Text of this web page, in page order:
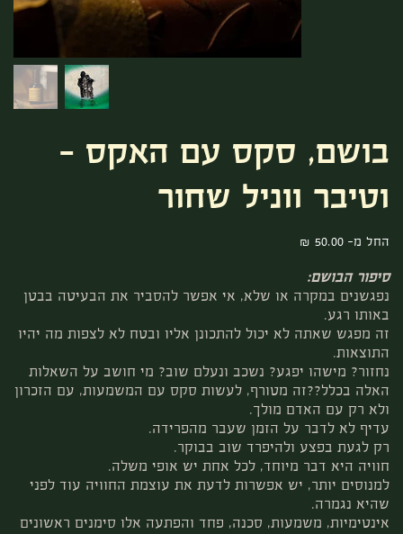
בושם, סקס עם האקס -
וטיבר ווניל שחור
החל מ- מחיר
סיפור הבושם:
נפגשנים במקרה או שלא, אי אפשר להסביר את הבעיטה בבטן
באותו רגע.
זה מפגש שאתה לא יכול להתכונן אליו ובטח לא לצפות מה יהיו
התוצאות.
נחזור? מישהו יפגע? נשכב ונעלם שוב? מי חושב על השאלות
האלה בכלל??זה מטורף, לעשות סקס עם המשמעות, עם הזכרון
ולא רק עם האדם מולך.
עדיף לא לדבר על הזמן שעבר מהפרידה.
רק לגעת בפצע ולהיפרד שוב בבוקר.
חוויה היא דבר מיוחד, לכל אחת יש אופי משלה.
למנוסים יותר, יש אפשרות לדעת את עוצמת החוויה עוד לפני
שהיא נגמרה.
אינטימיות, משמעות, סכנה, פחד והפתעה אלו סימנים ראשונים